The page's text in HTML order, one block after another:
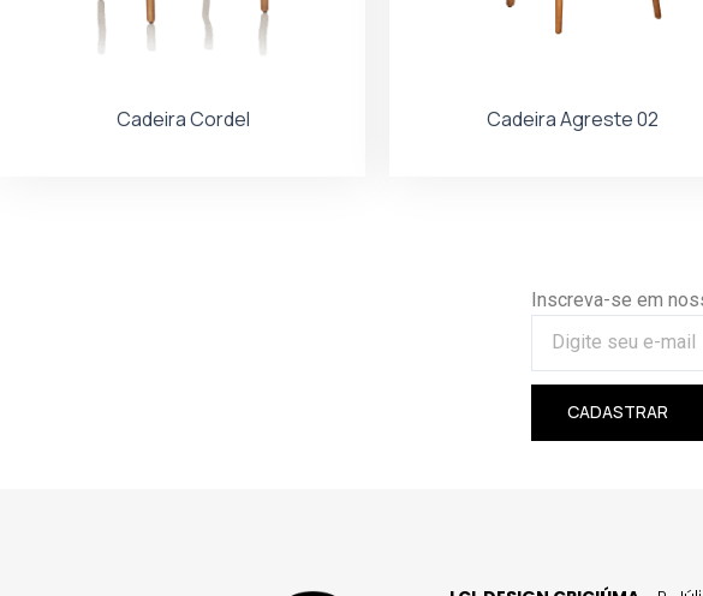
Cadeira Cordel Cadeira Agreste 02
Inscreva-se em
CADASTRAR